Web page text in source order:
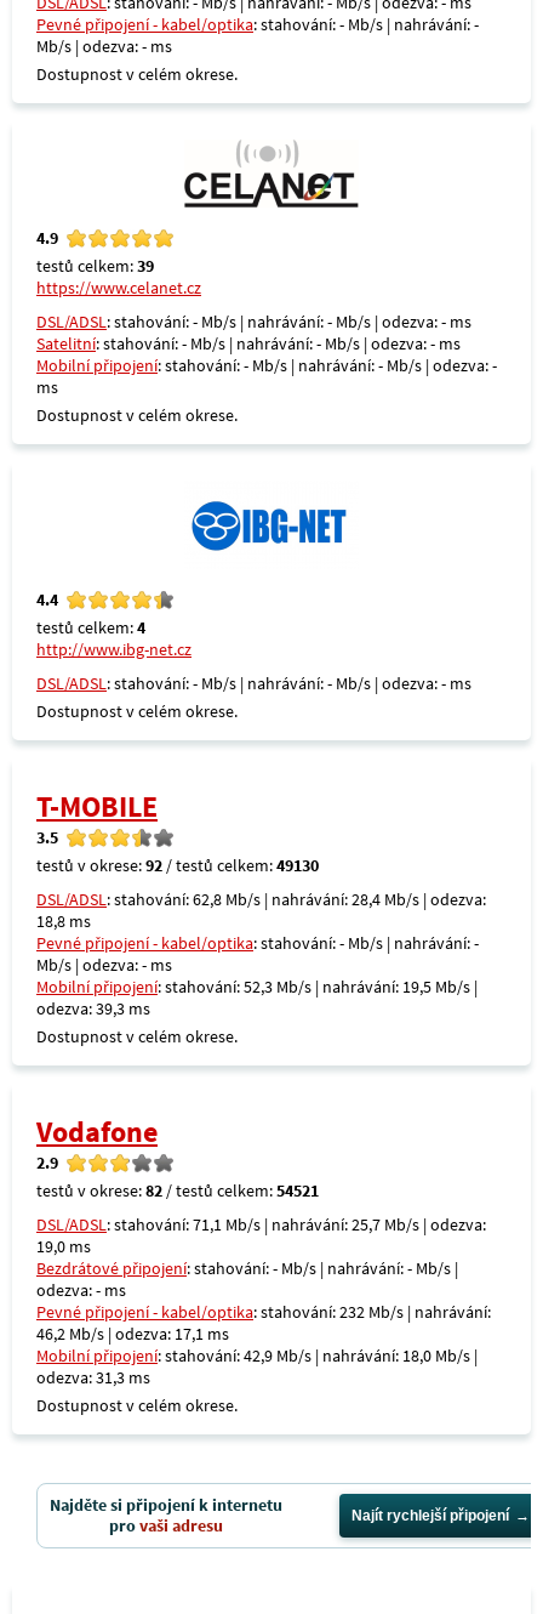
Pevné připojení - kabel/optika: stahování: - Mb/s | nahrávání: -
Mb/s | odezva: - ms
Dostupnost v celém okrese.
4.9
testů celkem:39
https://www.celanet.cz
DSL/ADSL: stahování: - Mb/s | nahrávání: - Mb/s | odezva: - ms
Satelitní: stahování: - Mb/s | nahrávání: - Mb/s | odezva: - ms
Mobilní připojení: stahování: - Mb/s | nahrávání: - Mb/s | odezva: -
ms
Dostupnost v celém okrese.
4.4
testů celkem:4
http://www.ibg-net.cz
DSL/ADSL: stahování: - Mb/s | nahrávání: - Mb/s | odezva: - ms
Dostupnost v celém okrese.
T-MOBILE
3.5
testů v okrese:92 / testů celkem:49130
DSL/ADSL: stahování: 62,8 Mb/s | nahrávání: 28,4 Mb/s | odezva:
18,8 ms
Pevné připojení - kabel/optika: stahování: - Mb/s | nahrávání: -
Mb/s | odezva: - ms
Mobilní připojení: stahování: 52,3 Mb/s | nahrávání: 19,5 Mb/s |
odezva: 39,3 ms
Dostupnost v celém okrese.
Vodafone
2.9
testů v okrese:82 / testů celkem:54521
DSL/ADSL: stahování: 71,1 Mb/s | nahrávání: 25,7 Mb/s | odezva:
19,0 ms
Bezdrátové připojení: stahování: - Mb/s | nahrávání: - Mb/s |
odezva: - ms
Pevné připojení - kabel/optika: stahování: 232 Mb/s | nahrávání:
46,2 Mb/s | odezva: 17,1 ms
Mobilní připojení: stahování: 42,9 Mb/s | nahrávání: 18,0 Mb/s |
odezva: 31,3 ms
Dostupnost v celém okrese.
Najděte si připojení k internetu
provaši adresu Najít rychlejší připojení